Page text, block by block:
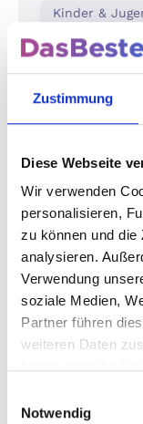
Zustimmung
Diese Webseite
Wir verwenden
personalisieren,
zu können und die
analysieren.
Verwendung
soziale Medien,
Partner führen
weiteren Daten
Notwendig
Kinder &
DIE ZEIT
Entdecken Sie
kombiniert.
kindgerecht
nicht nur die
sondern
ZEIT
Wert. Sichern
und erleben
Neugier und